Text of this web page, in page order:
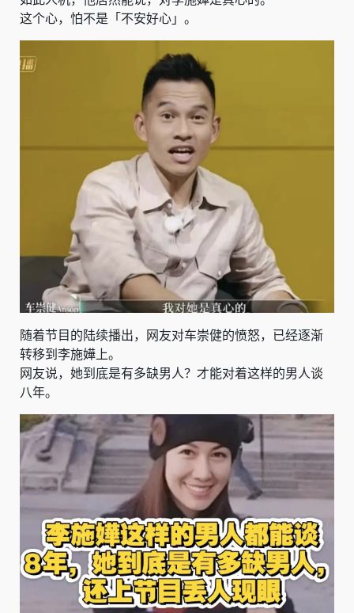
这个心，怕不是「不安好心」。
随着节目的陆续播出，网友对车崇健的愤怒，已经逐渐
转移到李施嬅上。
网友说，她到底是有多缺男人？才能对着这样的男人谈
八年。